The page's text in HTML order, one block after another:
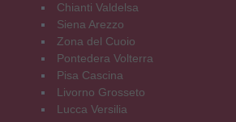
Chianti Valdelsa
Siena Arezzo
Zona del Cuoio
Pontedera Volterra
Pisa Cascina
Livorno Grosseto
Lucca Versilia